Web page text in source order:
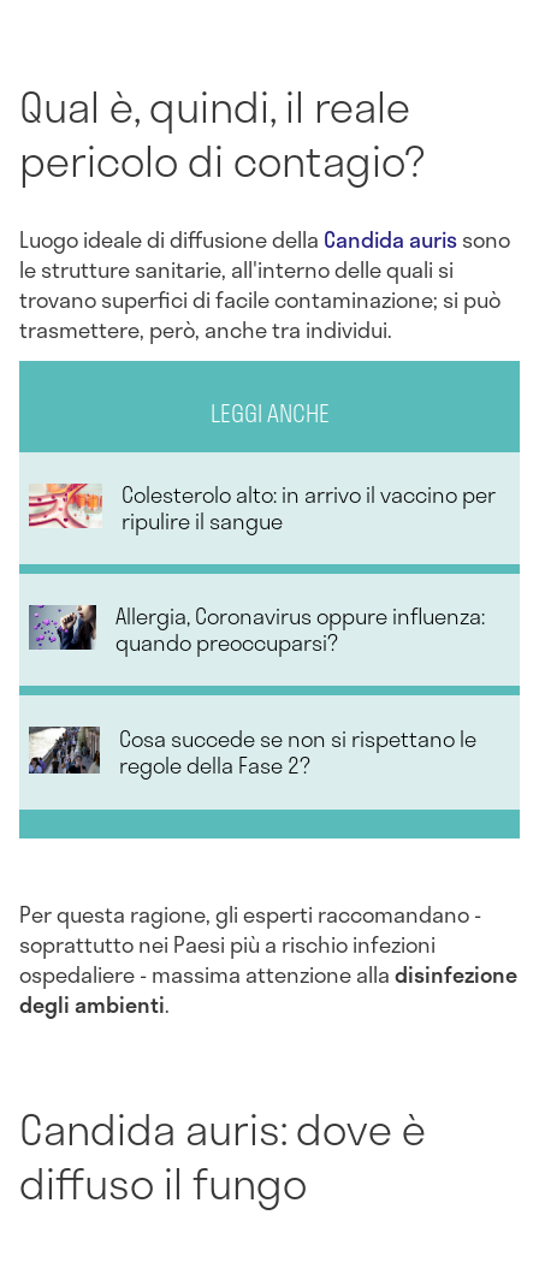
Qual è, quindi, il reale
pericolo di contagio?
Luogo ideale di diffusione della Candida aurissono
le strutture sanitarie, all'interno delle quali si
trovano superfici di facile contaminazione; si può
trasmettere, però, anche tra individui.
LEGGI ANCHE
Colesterolo alto: in arrivo il vaccino per
ripulire il sangue
Allergia, Coronavirus oppure influenza:
quando preoccuparsi?
Cosa succede se non si rispettano le
regole della Fase 2?
Per questa ragione, gli esperti raccomandano -
soprattutto nei Paesi più a rischio infezioni
ospedaliere - massima attenzione alladisinfezione
degli ambienti.
Candida auris: dove è
diffuso il fungo